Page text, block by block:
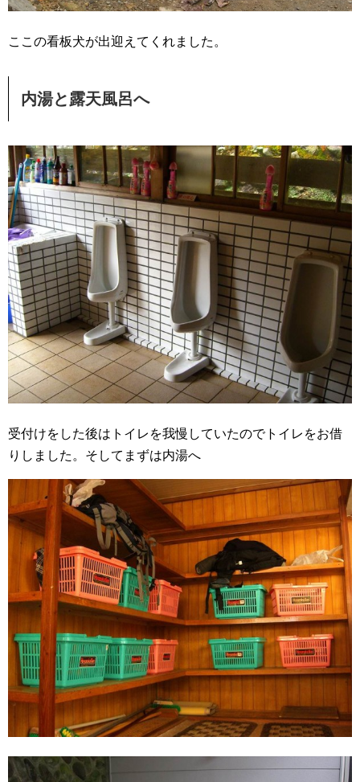
ここの看板犬が出迎えてくれました。
内湯と露天風呂へ
受付けをした後はトイレを我慢していたのでトイレをお借
りしました。そしてまずは内湯へ